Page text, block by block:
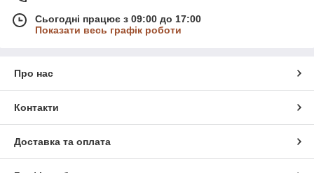
Сьогодні працює з 09:00 до 17:00
Показати весь графік роботи
Про нас
Контакти
Доставка та оплата